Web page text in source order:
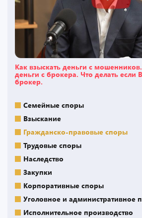
Как взыскать деньги с
деньги с брокера. Что делать если
брокер.
Семейные споры
Взыскание
Гражданско-правовые споры
Трудовые споры
Наследство
Закупки
Корпоративные споры
Уголовное и административное
Исполнительное производство